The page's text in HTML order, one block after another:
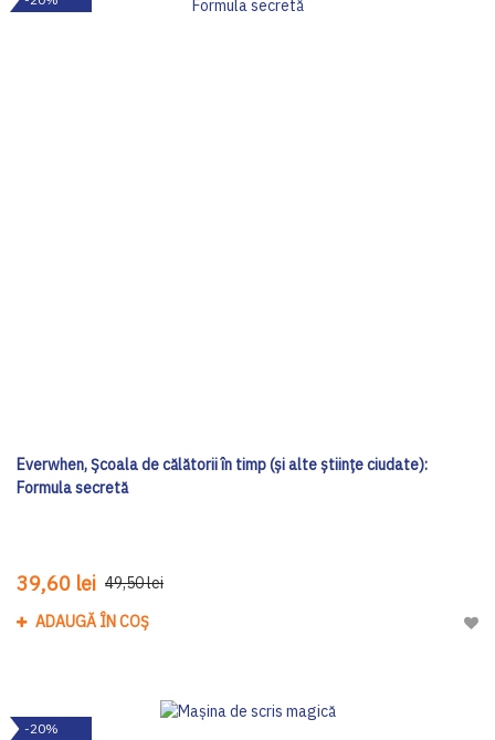
Everwhen, Școala de călătorii în timp (și alte științe ciudate):
Formula secretă
39,60 lei 49,50 lei
ADAUGĂ ÎN COȘ
-20%